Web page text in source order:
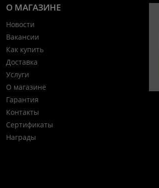
О МАГАЗИНЕ
Новости
Вакансии
Как купить
Доставка
Услуги
О магазине
Гарантия
Контакты
Сертификаты
Награды